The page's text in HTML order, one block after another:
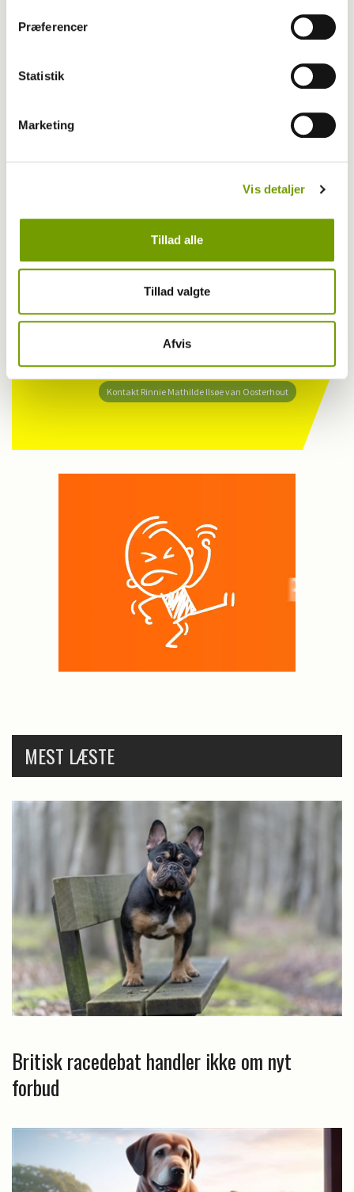
Præferencer
Statistik
Marketing
Vis detaljer
Tillad alle
Tillad valgte
Afvis
Aktuelt
Seks gode råd fra Christian Hembo
Har du en nyhed eller god historie?
Kontakt Rinnie Mathilde Ilsøe van Oosterhout
MEST LÆSTE
Britisk racedebat handler ikke om nyt
forbud